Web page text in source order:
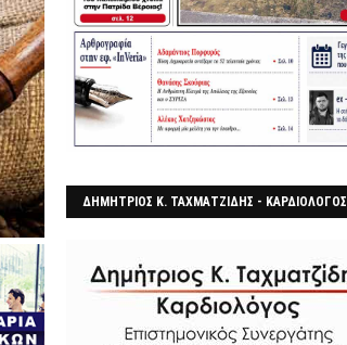
ΔΗΜΗΤΡΙΟΣ Κ. ΤΑΧΜΑΤΖΙΔΗΣ - ΚΑΡΔΙΟΛΟΓΟΣ